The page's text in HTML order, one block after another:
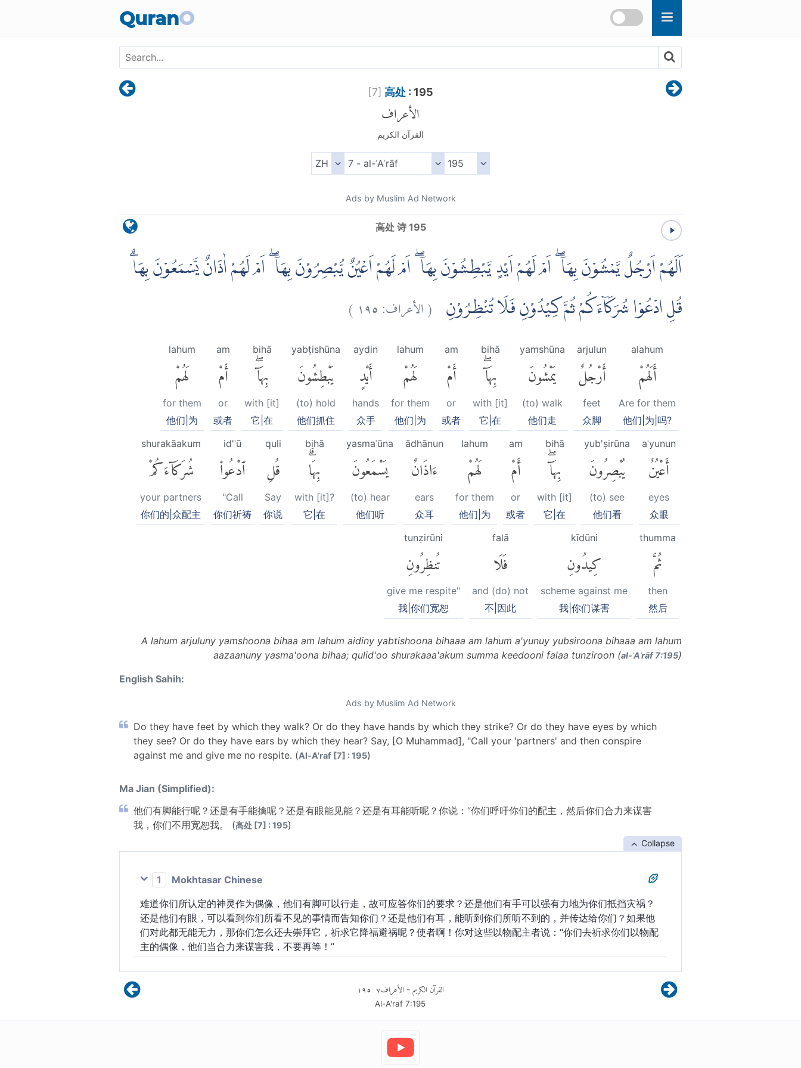
QuranO
[7] 高处: 195
الأعراف
القرآن الكريم
Ads by Muslim Ad Network
高处 诗 195
اَلَهُمْ اَرْجُلٌ يَّمْشُوْنَ بِهَآ ۖ اَمْ لَهُمْ اَيْدٍ يَّبْطِشُوْنَ بِهَآ ۖ اَمْ لَهُمْ اَعْيُنٌ يُّبْصِرُوْنَ بِهَآ ۖ اَمْ لَهُمْ اٰذَانٌ يَّسْمَعُوْنَ بِهَاۗ
قُلِ ادْعُوْا شُرَكَاۤءَكُمْ ثُمَّ كِيْدُوْنِ فَلَا تُنْظِرُوْنِ (الأعراف:١٩٥ )
alahum
أَلَهُمْ
Are for them
他们|为|吗?
arjulun
أَرْجُلٌ
feet
众脚
yamshūna
يَمْشُونَ
(to) walk
他们走
bihā
بِهَآۖ
with [it]
它|在
am
أَمْ
or
或者
lahum
لَهُمْ
for them
他们|为
aydin
أَيْدٍ
hands
众手
yabṭishūna
يَبْطِشُونَ
(to) hold
他们抓住
bihā
بِهَآۖ
with [it]
它|在
am
أَمْ
or
或者
lahum
لَهُمْ
for them
他们|为
aʿyunun
أَعْيُنٌ
eyes
众眼
yub'ṣirūna
يُبْصِرُونَ
(to) see
他们看
bihā
بِهَآۖ
with [it]
它|在
am
أَمْ
or
或者
lahum
لَهُمْ
for them
他们|为
ādhānun
ءَاذَانٌ
ears
众耳
yasmaʿūna
يَسْمَعُونَ
(to) hear
他们听
bihā
بِهَاۗ
with [it]?
它|在
quli
قُلِ
Say
你说
id'ʿū
ٱدْعُوا۟
"Call
你们祈祷
shurakāakum
شُرَكَآءَكُمْ
your partners
你们的|众配主
thumma
ثُمَّ
then
然后
kīdūni
كِيدُونِ
scheme against me
我|你们谋害
falā
فَلَا
and (do) not
不|因此
tunẓirūni
تُنظِرُونِ
give me respite"
我|你们宽恕
A lahum arjuluny yamshoona bihaa am lahum aidiny yabtishoona bihaaa am lahum a'yunuy yubsiroona bihaaa am lahum
aazaanuny yasma'oona bihaa; qulid'oo shurakaaa'akum summa keedooni falaa tunziroon (al-ʾAʿrāf 7:195)
English Sahih:
Ads by Muslim Ad Network
Do they have feet by which they walk? Or do they have hands by which they strike? Or do they have eyes by which
they see? Or do they have ears by which they hear? Say, [O Muhammad], "Call your 'partners' and then conspire
against me and give me no respite. (Al-A'raf [7] : 195)
Ma Jian (Simplified):
他们有脚能行呢？还是有手能擒呢？还是有眼能见能？还是有耳能听呢？你说：“你们呼吁你们的配主，然后你们合力来谋害
我，你们不用宽恕我。 (高处 [7] : 195)
Collapse
1
Mokhtasar Chinese
难道你们所认定的神灵作为偶像，他们有脚可以行走，故可应答你们的要求？还是他们有手可以强有力地为你们抵挡灾祸？
还是他们有眼，可以看到你们所看不见的事情而告知你们？还是他们有耳，能听到你们所听不到的，并传达给你们？如果他
们对此都无能无力，那你们怎么还去崇拜它，祈求它降福避祸呢？使者啊！你对这些以物配主者说：“你们去祈求你们以物配
主的偶像，他们当合力来谋害我，不要再等！”
القرآن الكريم - الأعراف٧:١٩٥
Al-A'raf 7:195